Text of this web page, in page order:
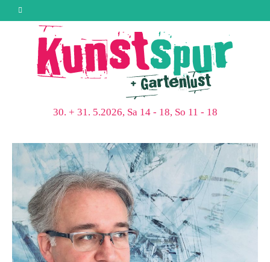
30. + 31. 5.2026, Sa 14 - 18, So 11 - 18